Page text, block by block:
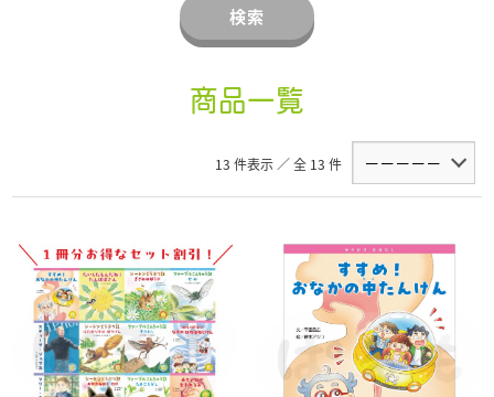
検索
商品一覧
13 件表示 ／ 全 13 件